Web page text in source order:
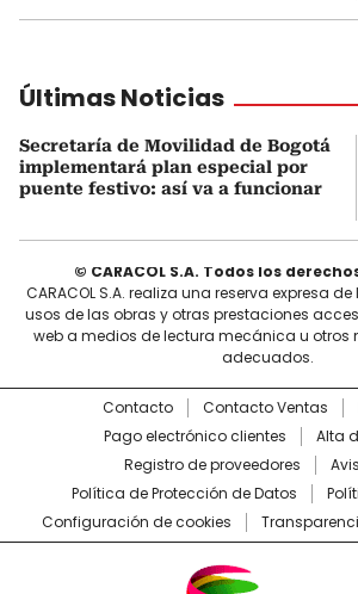
Últimas Noticias
Secretaría de Movilidad de Bogotá
implementará plan especial por
puente festivo: así va a funcionar
© CARACOL S.A. Todos los
CARACOL S.A. realiza una reserva expresa
usos de las obras y otras prestaciones
web a medios de lectura mecánica u otros
adecuados.
Contacto Contacto Ventas
Pago electrónico clientes
Alta
Registro de proveedores
Política de Protección de Datos
Configuración de cookies